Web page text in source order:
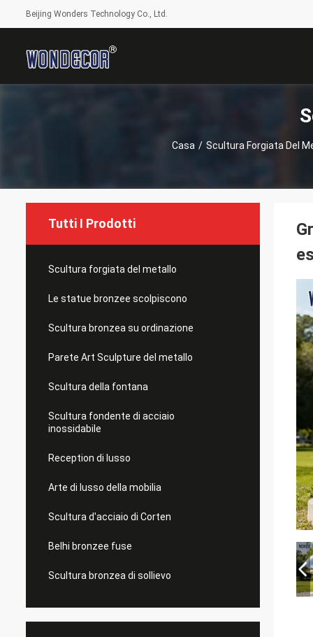
Beijing Wonders Technology Co., Ltd.
Casa / Scultura Forgiata Del
Tutti I Prodotti
Scultura forgiata del metallo
Le statue bronzee scolpiscono
Scultura bronzea su ordinazione
Parete Art Sculpture del metallo
Scultura della fontana
Scultura fondente di acciaio
inossidabile
Reception di lusso
Arte di lusso della mobilia
Scultura d'acciaio di Corten
Belhi bronzee fuse
Scultura bronzea di sollievo